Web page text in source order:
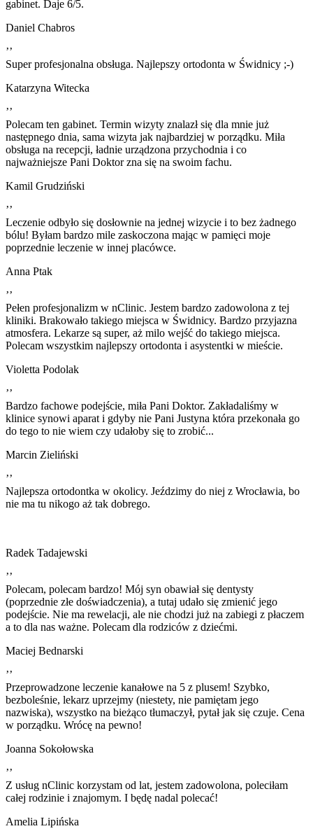
gabinet. Daje 6/5.
Daniel Chabros
’’
Super profesjonalna obsługa. Najlepszy ortodonta w Świdnicy ;-)
Katarzyna Witecka
’’
Polecam ten gabinet. Termin wizyty znalazł się dla mnie już
następnego dnia, sama wizyta jak najbardziej w porządku. Miła
obsługa na recepcji, ładnie urządzona przychodnia i co
najważniejsze Pani Doktor zna się na swoim fachu.
Kamil Grudziński
’’
Leczenie odbyło się dosłownie na jednej wizycie i to bez żadnego
bólu! Byłam bardzo mile zaskoczona mając w pamięci moje
poprzednie leczenie w innej placówce.
Anna Ptak
’’
Pełen profesjonalizm w nClinic. Jestem bardzo zadowolona z tej
kliniki. Brakowało takiego miejsca w Świdnicy. Bardzo przyjazna
atmosfera. Lekarze są super, aż milo wejść do takiego miejsca.
Polecam wszystkim najlepszy ortodonta i asystentki w mieście.
Violetta Podolak
’’
Bardzo fachowe podejście, miła Pani Doktor. Zakładaliśmy w
klinice synowi aparat i gdyby nie Pani Justyna która przekonała go
do tego to nie wiem czy udałoby się to zrobić...
Marcin Zieliński
’’
Najlepsza ortodontka w okolicy. Jeździmy do niej z Wrocławia, bo
nie ma tu nikogo aż tak dobrego.
Radek Tadajewski
’’
Polecam, polecam bardzo! Mój syn obawiał się dentysty
(poprzednie złe doświadczenia), a tutaj udało się zmienić jego
podejście. Nie ma rewelacji, ale nie chodzi już na zabiegi z płaczem
a to dla nas ważne. Polecam dla rodziców z dziećmi.
Maciej Bednarski
’’
Przeprowadzone leczenie kanałowe na 5 z plusem! Szybko,
bezboleśnie, lekarz uprzejmy (niestety, nie pamiętam jego
nazwiska), wszystko na bieżąco tłumaczył, pytał jak się czuje. Cena
w porządku. Wrócę na pewno!
Joanna Sokołowska
’’
Z usług nClinic korzystam od lat, jestem zadowolona, poleciłam
całej rodzinie i znajomym. I będę nadal polecać!
Amelia Lipińska